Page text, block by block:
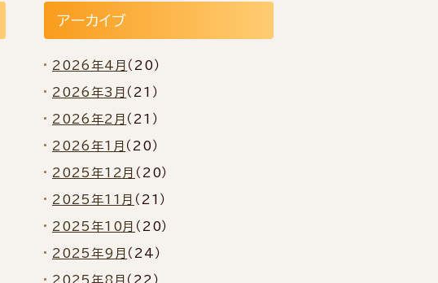
アーカイブ
2026年4月 （20）
2026年3月 （21）
2026年2月 （21）
2026年1月 （20）
2025年12月 （20）
2025年11月 （21）
2025年10月 （20）
2025年9月 （24）
2025年8月 （22）